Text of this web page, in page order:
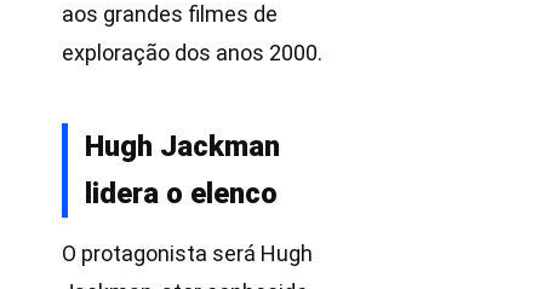
aos grandes filmes de
exploração dos anos 2000.
Hugh Jackman
lidera o elenco
O protagonista será Hugh